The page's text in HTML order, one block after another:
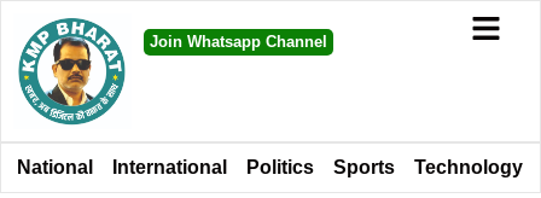
Join Whatsapp Channel
National International Politics Sports Technology